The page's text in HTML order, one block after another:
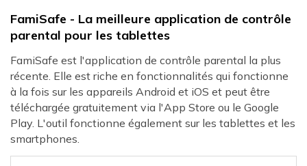
FamiSafe - La meilleure application de contrôle
parental pour les tablettes
FamiSafe est l'application de contrôle parental la plus
récente. Elle est riche en fonctionnalités qui fonctionne
à la fois sur les appareils Android et iOS et peut être
téléchargée gratuitement via l'App Store ou le Google
Play. L'outil fonctionne également sur les tablettes et les
smartphones.